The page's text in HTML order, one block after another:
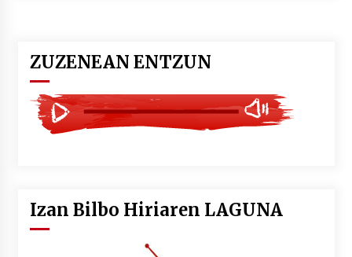
ZUZENEAN ENTZUN
Izan Bilbo Hiriaren LAGUNA